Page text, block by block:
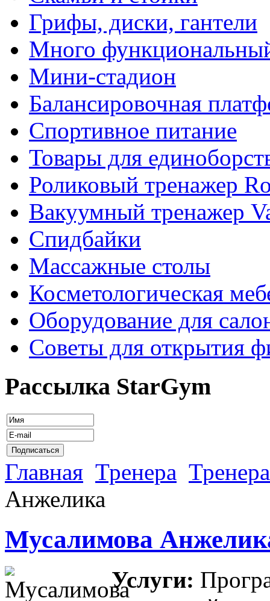
Грифы, диски, гантели
Много
Мини-стадион
Балансировочная
Спортивное питание
Товары для
Роликовый тренажер
Вакуумный тренажер
Спидбайки
Массажные столы
Косметологическая
Оборудование для
Советы для открытия
Рассылка StarGym
Главная Тренера
Анжелика
Мусалимова
Услуги: